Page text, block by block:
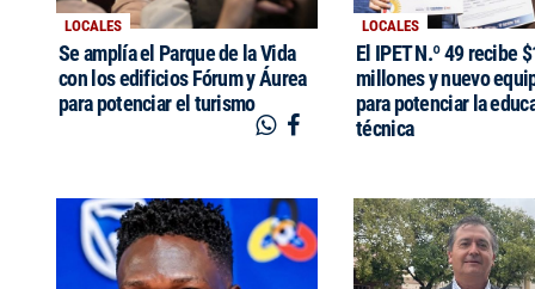
LOCALES
Se amplía el Parque de la Vida
con los edificios Fórum y Áurea
para potenciar el turismo
LOCALES
El IPET N.º 49 recibe
millones y nuevo
para potenciar la
técnica